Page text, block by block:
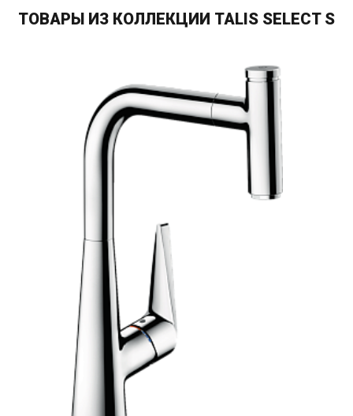
ТОВАРЫ ИЗ КОЛЛЕКЦИИ TALIS SELECT S